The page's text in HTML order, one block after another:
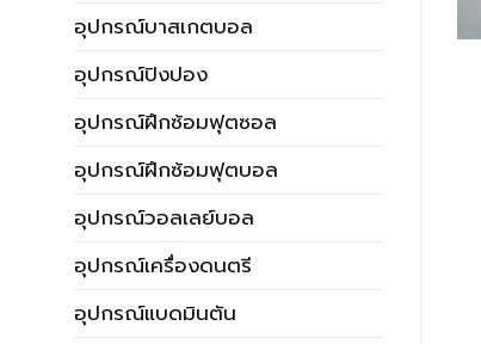
อุปกรณ์บาสเกตบอล
อุปกรณ์ปิงปอง
อุปกรณ์ฝึกซ้อมฟุตซอล
อุปกรณ์ฝึกซ้อมฟุตบอล
อุปกรณ์วอลเลย์บอล
อุปกรณ์เครื่องดนตรี
อุปกรณ์แบดมินตัน
นาดอนุบาล ขนาด
บาท
50.00